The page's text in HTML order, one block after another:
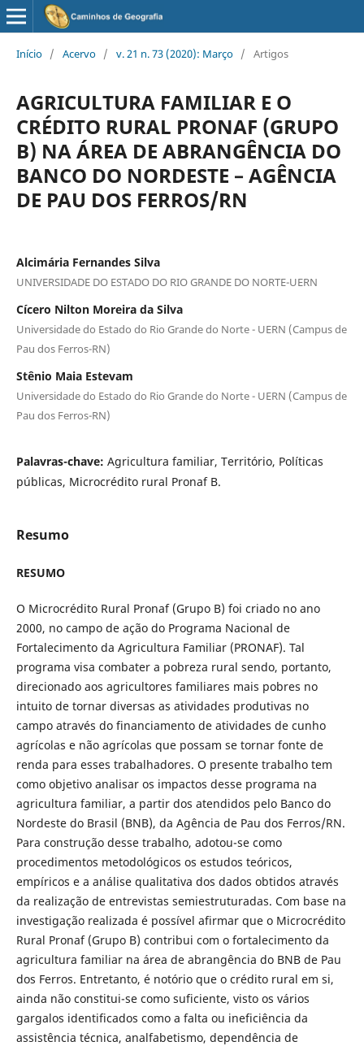
Início / Acervo / v. 21 n. 73 (2020): Março / Artigos
AGRICULTURA FAMILIAR E O
CRÉDITO RURAL PRONAF (GRUPO
B) NA ÁREA DE ABRANGÊNCIA DO
BANCO DO NORDESTE – AGÊNCIA
DE PAU DOS FERROS/RN
Alcimária Fernandes Silva
UNIVERSIDADE DO ESTADO DO RIO GRANDE DO NORTE-UERN
Cícero Nilton Moreira da Silva
Universidade do Estado do Rio Grande do Norte - UERN (Campus de
Pau dos Ferros-RN)
Stênio Maia Estevam
Universidade do Estado do Rio Grande do Norte - UERN (Campus de
Pau dos Ferros-RN)
Palavras-chave: Agricultura familiar, Território, Políticas
públicas, Microcrédito rural Pronaf B.
Resumo
RESUMO
O Microcrédito Rural Pronaf (Grupo B) foi criado no ano
2000, no campo de ação do Programa Nacional de
Fortalecimento da Agricultura Familiar (PRONAF). Tal
programa visa combater a pobreza rural sendo, portanto,
direcionado aos agricultores familiares mais pobres no
intuito de tornar diversas as atividades produtivas no
campo através do financiamento de atividades de cunho
agrícolas e não agrícolas que possam se tornar fonte de
renda para esses trabalhadores. O presente trabalho tem
como objetivo analisar os impactos desse programa na
agricultura familiar, a partir dos atendidos pelo Banco do
Nordeste do Brasil (BNB), da Agência de Pau dos Ferros/RN.
Para construção desse trabalho, adotou-se como
procedimentos metodológicos os estudos teóricos,
empíricos e a análise qualitativa dos dados obtidos através
da realização de entrevistas semiestruturadas. Com base na
investigação realizada é possível afirmar que o Microcrédito
Rural Pronaf (Grupo B) contribui com o fortalecimento da
agricultura familiar na área de abrangência do BNB de Pau
dos Ferros. Entretanto, é notório que o crédito rural em si,
ainda não constitui-se como suficiente, visto os vários
gargalos identificados como a falta ou ineficiência da
assistência técnica, analfabetismo, dependência de